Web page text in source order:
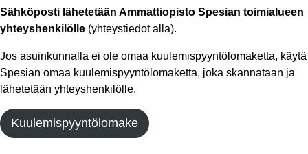
Sähköposti lähetetään Ammattiopisto Spesian toimialueen
yhteyshenkilölle (yhteystiedot alla).​
Jos asuinkunnalla ei ole omaa kuulemispyyntölomaketta, käytä
Spesian omaa kuulemispyyntölomaketta, joka skannataan ja
lähetetään yhteyshenkilölle.​
Kuulemispyyntölomake